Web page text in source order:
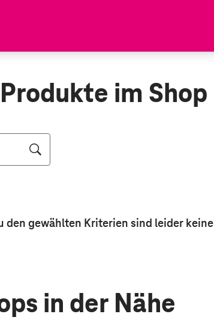
im Shop
den gewählten Kriterien sind leider keine
in der Nähe